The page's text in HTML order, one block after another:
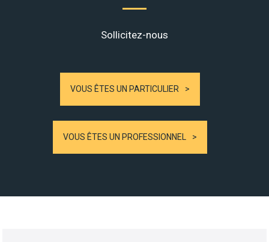
Sollicitez-nous
VOUS ÊTES UN PARTICULIER
VOUS ÊTES UN PROFESSIONNEL